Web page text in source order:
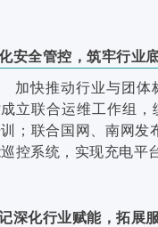
安全管控，筑牢行业
加快推动行业与团体
成立联合运维工作组
；联合国网、南网发
控系统，实现充电平
深化行业赋能，拓展